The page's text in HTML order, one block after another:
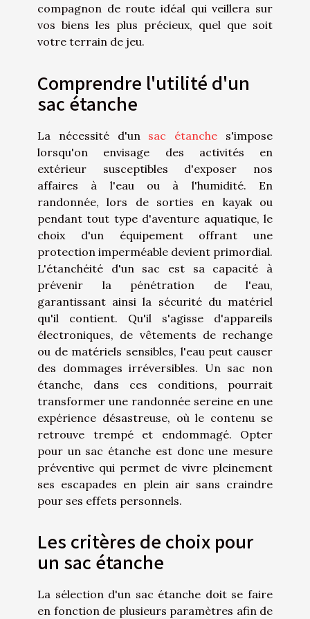
compagnon de route idéal qui veillera sur
vos biens les plus précieux, quel que soit
votre terrain de jeu.
Comprendre l'utilité d'un
sac étanche
La nécessité d'un sac étanche s'impose
lorsqu'on envisage des activités en
extérieur susceptibles d'exposer nos
affaires à l'eau ou à l'humidité. En
randonnée, lors de sorties en kayak ou
pendant tout type d'aventure aquatique, le
choix d'un équipement offrant une
protection imperméable devient primordial.
L'étanchéité d'un sac est sa capacité à
prévenir la pénétration de l'eau,
garantissant ainsi la sécurité du matériel
qu'il contient. Qu'il s'agisse d'appareils
électroniques, de vêtements de rechange
ou de matériels sensibles, l'eau peut causer
des dommages irréversibles. Un sac non
étanche, dans ces conditions, pourrait
transformer une randonnée sereine en une
expérience désastreuse, où le contenu se
retrouve trempé et endommagé. Opter
pour un sac étanche est donc une mesure
préventive qui permet de vivre pleinement
ses escapades en plein air sans craindre
pour ses effets personnels.
Les critères de choix pour
un sac étanche
La sélection d'un sac étanche doit se faire
en fonction de plusieurs paramètres afin de